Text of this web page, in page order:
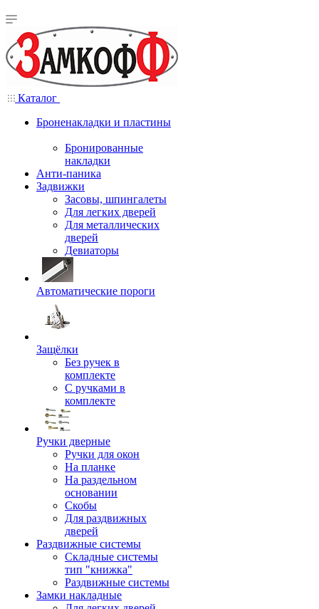
Каталог
Броненакладки и пластины
Бронированные
накладки
Анти-паника
Задвижки
Засовы, шпингалеты
Для легких дверей
Для металлических
дверей
Девиаторы
Автоматические пороги
Защёлки
Без ручек в
комплекте
С ручками в
комплекте
Ручки дверные
Ручки для окон
На планке
На раздельном
основании
Скобы
Для раздвижных
дверей
Раздвижные системы
Складные системы
тип "книжка"
Раздвижные системы
Замки накладные